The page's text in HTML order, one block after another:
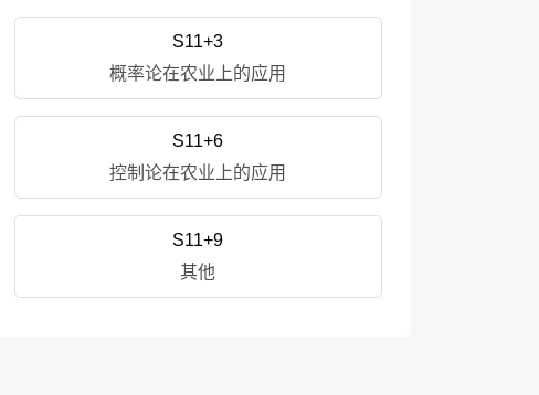
S11+3
概率论在农业上的应用
S11+6
控制论在农业上的应用
S11+9
其他